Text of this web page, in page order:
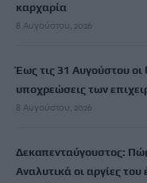
καρχαρία
8 Αυγούστου, 2026
Έως τις 31 Αυγούστου οι
υποχρεώσεις των
8 Αυγούστου, 2026
Δεκαπενταύγουστος:
Αναλυτικά οι αργίες του